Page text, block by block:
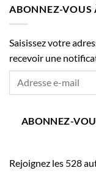
ABONNEZ-VOUS
Saisissez votre
recevoir une
ABONNEZ-
Rejoignez les 528